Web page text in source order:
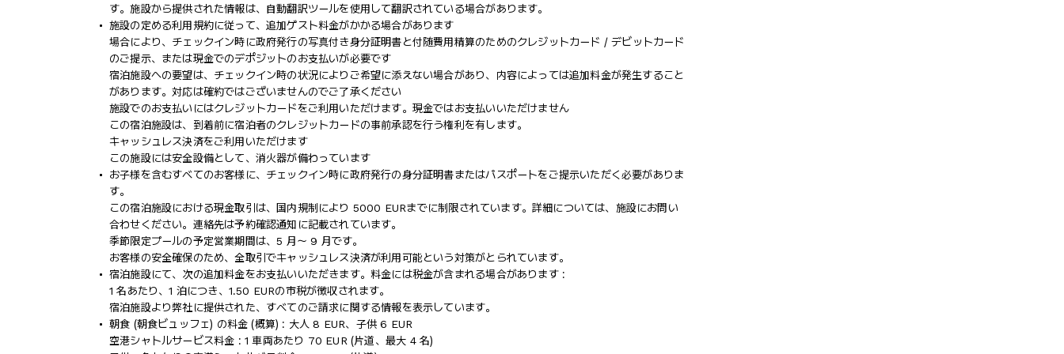
す。施設から提供された情報は、自動翻訳ツールを使用して翻訳されている場合があります。
施設の定める利用規約に従って、追加ゲスト料金がかかる場合があります
場合により、チェックイン時に政府発行の写真付き身分証明書と付随費用精算のためのクレジットカード / デビットカード
のご提示、または現金でのデポジットのお支払いが必要です
宿泊施設への要望は、チェックイン時の状況によりご希望に添えない場合があり、内容によっては追加料金が発生すること
があります。対応は確約ではございませんのでご了承ください
施設でのお支払いにはクレジットカードをご利用いただけます。現金ではお支払いいただけません
この宿泊施設は、到着前に宿泊者のクレジットカードの事前承認を行う権利を有します。
キャッシュレス決済をご利用いただけます
この施設には安全設備として、消火器が備わっています
お子様を含むすべてのお客様に、チェックイン時に政府発行の身分証明書またはパスポートをご提示いただく必要がありま
す。
この宿泊施設における現金取引は、国内規制により 5000 EURまでに制限されています。詳細については、施設にお問い
合わせください。連絡先は予約確認通知に記載されています。
季節限定プールの予定営業期間は、5 月～ 9 月です。
お客様の安全確保のため、全取引でキャッシュレス決済が利用可能という対策がとられています。
宿泊施設にて、次の追加料金をお支払いいただきます。料金には税金が含まれる場合があります :
1 名あたり、1 泊につき、1.50 EURの市税が徴収されます。
宿泊施設より弊社に提供された、すべてのご請求に関する情報を表示しています。
朝食 (朝食ビュッフェ) の料金 (概算) : 大人 8 EUR、子供 6 EUR
空港シャトルサービス料金 : 1 車両あたり 70 EUR (片道、最大 4 名)